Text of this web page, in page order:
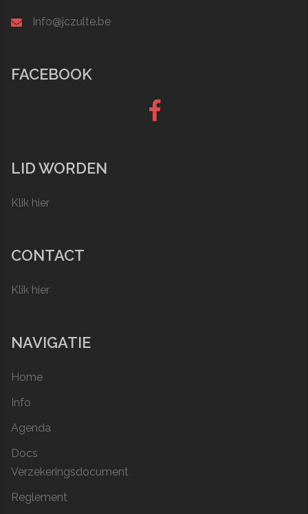
Info@jczulte.be
FACEBOOK
Facebook
LID WORDEN
Klik hier
CONTACT
Klik hier
NAVIGATIE
Home
Info
Agenda
Docs
Verzekeringsdocument
Reglement